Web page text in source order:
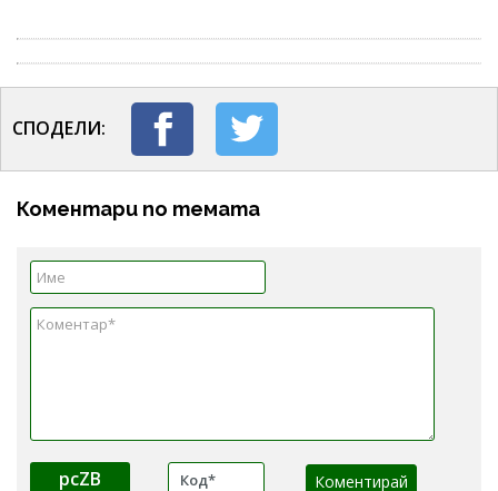
СПОДЕЛИ:
Коментари по темата
pcZB